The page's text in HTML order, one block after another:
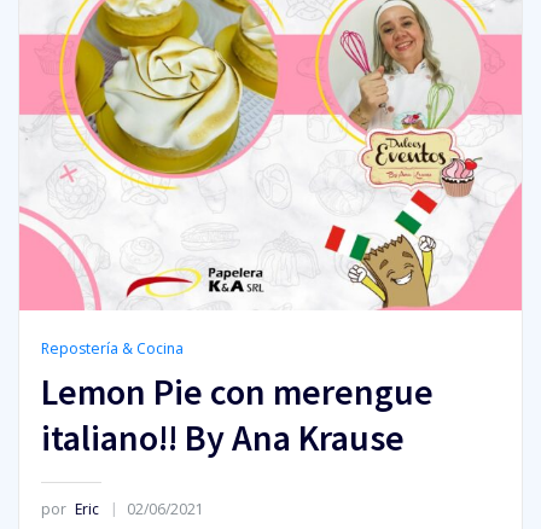
Repostería & Cocina
Lemon Pie con merengue
italiano!! By Ana Krause
por Eric 02/06/2021